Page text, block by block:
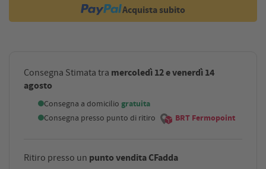
Acquista subito
Consegna Stimata tra mercoledì 12 e venerdì 14
agosto
Consegna a domicilio gratuita
Consegna presso punto di ritiro BRT Fermopoint
Ritiro presso un punto vendita CFadda